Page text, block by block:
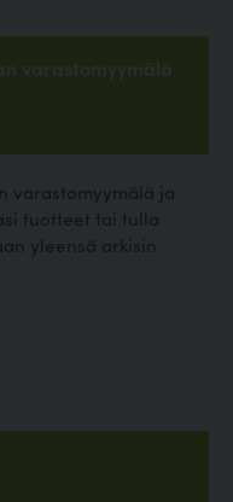
varastomyymälä
varastomyymälä ja
tuotteet tai tulla
yleensä arkisin